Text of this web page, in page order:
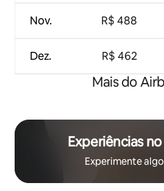
Nov.
Dez.
R$ 488
R$ 462
Mais do
Experiências
Experimente